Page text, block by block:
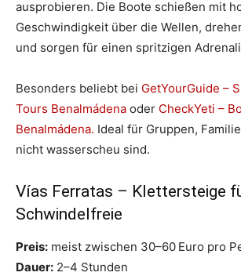
ausprobieren. Die Boote schießen mit
Geschwindigkeit über die Wellen,
und sorgen für einen spritzigen
Besonders beliebt bei GetYourGuide –
Tours Benalmádena oder CheckYeti –
Benalmádena. Ideal für Gruppen,
nicht wasserscheu sind.
Vías Ferratas – Klettersteige
Schwindelfreie
Preis: meist zwischen 30–60 Euro pro
Dauer: 2–4 Stunden